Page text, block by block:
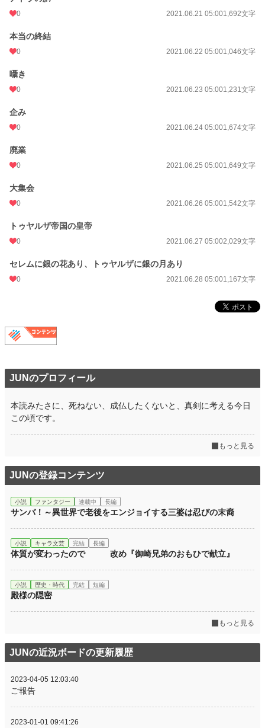
0 2021.06.21 05:001,692文字
本当の終結
0 2021.06.22 05:001,046文字
囁き
0 2021.06.23 05:001,231文字
企み
0 2021.06.24 05:001,674文字
廃業
0 2021.06.25 05:001,649文字
大集会
0 2021.06.26 05:001,542文字
トゥヤルザ帝国の皇帝
0 2021.06.27 05:002,029文字
セレムに銀の花あり、トゥヤルザに銀の月あり
0 2021.06.28 05:001,167文字
JUNのプロフィール
本読みたさに、死ねない、成仏したくないと、真剣に考える今日
この頃です。
もっと見る
JUNの登録コンテンツ
小説 ファンタジー 連載中 長編
サンバ！～異世界で老後をエンジョイする三婆は忍びの末裔
小説 キャラ文芸 完結 長編
体質が変わったので 改め『御崎兄弟のおもひで献立』
小説 歴史・時代 完結 短編
殿様の隠密
もっと見る
JUNの近況ボードの更新履歴
2023-04-05 12:03:40
ご報告
2023-01-01 09:41:26